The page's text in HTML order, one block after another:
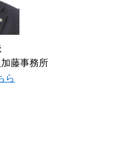
藤事務所
ら